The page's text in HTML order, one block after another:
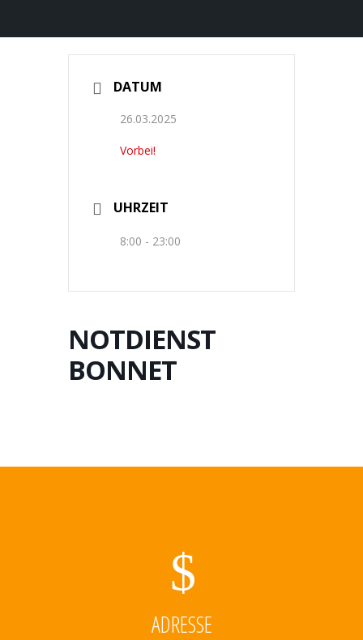
DATUM
26.03.2025
Vorbei!
UHRZEIT
8:00 - 23:00
NOTDIENST
BONNET
ADRESSE